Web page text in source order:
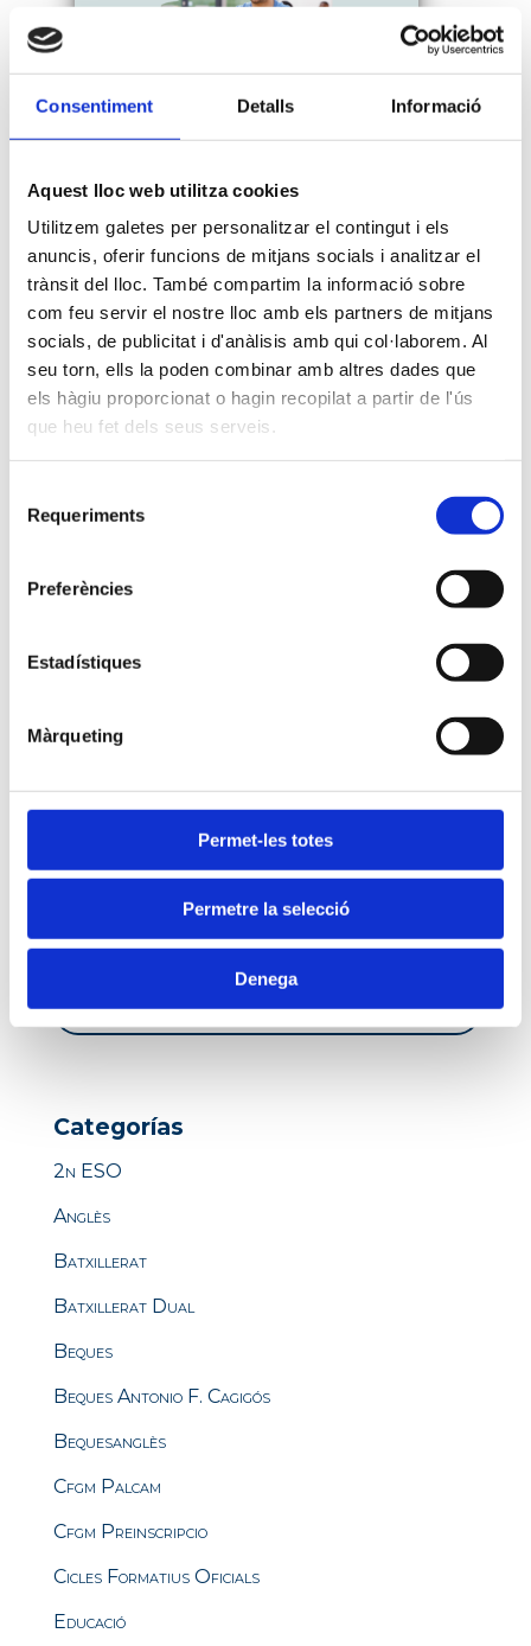
Consentiment Detalls Informació
Aquest lloc web utilitza cookies
Utilitzem galetes per personalitzar el contingut i els
anuncis, oferir funcions de mitjans socials i analitzar el
trànsit del lloc. També compartim la informació sobre
com feu servir el nostre lloc amb els partners de mitjans
socials, de publicitat i d'anàlisis amb qui col·laborem. Al
seu torn, ells la poden combinar amb altres dades que
els hàgiu proporcionat o hagin recopilat a partir de l'ús
que heu fet dels seus serveis.
Requeriments
Preferències
Estadístiques
Màrqueting
Permet-les totes
Permetre la selecció
Denega
Oberta la convocatòria 2022
de beques Antonio F.
Cagigós
La Fundació Privada Antonio F.
Cagigós, creada amb la finalitat de
premiar l'excel·lència i esforç de
convocat les Beques Antonio F.
Buscar
Categorías
2n ESO
Anglès
Batxillerat
Batxillerat Dual
Beques
Beques Antonio F. Cagigós
Bequesanglès
Cfgm Palcam
Cfgm Preinscripcio
Cicles Formatius Oficials
Educació